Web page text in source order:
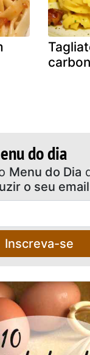
do dia
o Menu do Dia
o seu email
Inscreva-se